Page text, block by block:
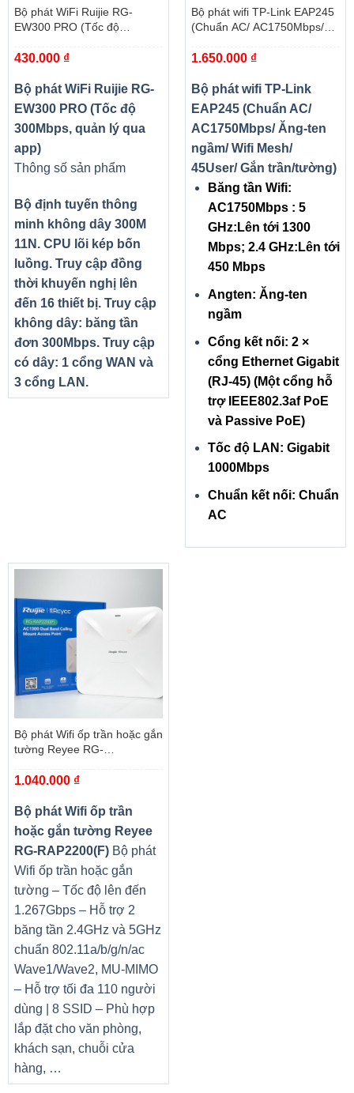
Bộ phát WiFi Ruijie RG-
EW300 PRO (Tốc độ
430.000 ₫
Bộ phát WiFi Ruijie RG-
EW300 PRO (Tốc độ
300Mbps, quản lý qua
app)
Thông số sản phẩm
Bộ định tuyến thông
minh không dây 300M
11N. CPU lõi kép bốn
luồng. Truy cập đồng
thời khuyến nghị lên
đến 16 thiết bị. Truy cập
không dây: băng tần
đơn 300Mbps. Truy cập
có dây: 1 cổng WAN và
3 cổng LAN.
Bộ phát wifi TP-Link EAP245
(Chuẩn AC/ AC1750Mbps/
45User/ Gắn trần/tường)
1.650.000 ₫
Bộ phát wifi TP-Link
EAP245 (Chuẩn AC/
AC1750Mbps/ Ăng-ten
ngầm/ Wifi Mesh/
45User/ Gắn trần/tường)
Băng tần Wifi:
AC1750Mbps : 5
GHz:Lên tới 1300
Mbps; 2.4 GHz:Lên tới
450 Mbps
Angten: Ăng-ten
ngầm
Cổng kết nối: 2 ×
cổng Ethernet Gigabit
(RJ-45) (Một cổng hỗ
trợ IEEE802.3af PoE
và Passive PoE)
Tốc độ LAN: Gigabit
1000Mbps
Chuẩn kết nối: Chuẩn
AC
Bộ phát Wifi ốp trần hoặc gắn
tường Reyee RG-
1.040.000 ₫
Bộ phát Wifi ốp trần
hoặc gắn tường Reyee
RG-RAP2200(F)Bộ phát
Wifi ốp trần hoặc gắn
tường – Tốc độ lên đến
1.267Gbps – Hỗ trợ 2
băng tần 2.4GHz và 5GHz
chuẩn 802.11a/b/g/n/ac
Wave1/Wave2, MU-MIMO
– Hỗ trợ tối đa 110 người
dùng | 8 SSID – Phù hợp
lắp đặt cho văn phòng,
khách sạn, chuỗi cửa
hàng, …